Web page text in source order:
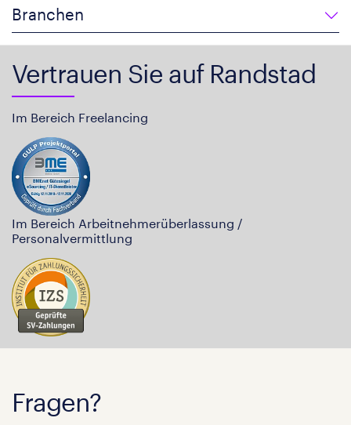
Branchen
Vertrauen Sie auf Randstad
Im Bereich Freelancing
Im Bereich Arbeitnehmerüberlassung /
Personalvermittlung
Fragen?